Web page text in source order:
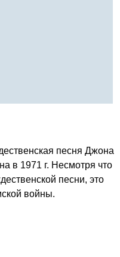
песня Джона
в 1971 г. Несмотря что
песни, это
войны.